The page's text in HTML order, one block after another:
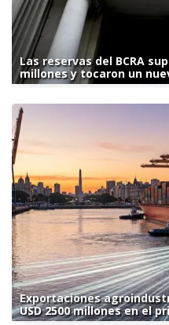
Las reservas del BCRA
millones y tocaron un
Exportaciones
USD 2500 millones en el